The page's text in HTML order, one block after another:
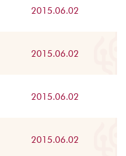
2015.06.02
2015.06.02
2015.06.02
2015.06.02